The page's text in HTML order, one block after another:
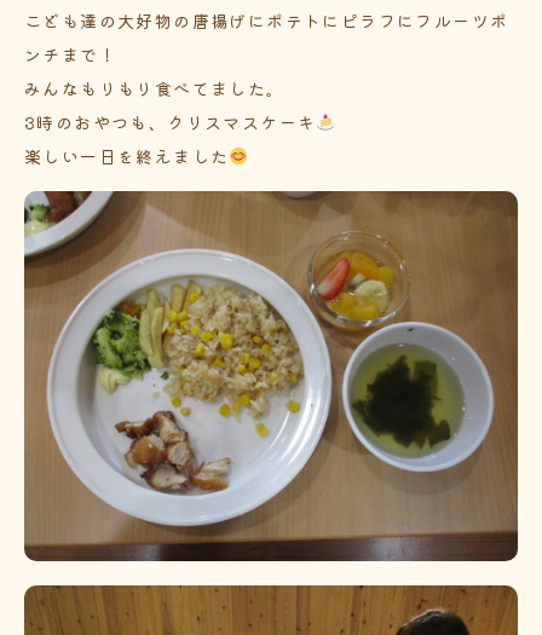
こども達の大好物の唐揚げにポテトにピラフにフルーツポ
ンチまで！
みんなもりもり食べてました。
3時のおやつも、クリスマスケーキ
楽しい一日を終えました